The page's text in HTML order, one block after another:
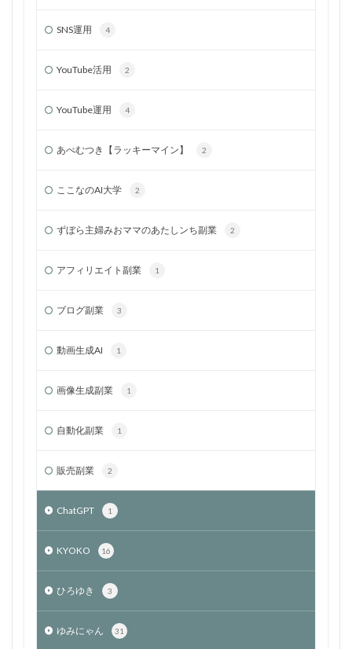
SNS運用 4
YouTube活用 2
YouTube運用 4
あべむつき【ラッキーマイン】 2
ここなのAI大学 2
ずぼら主婦みおママのあたしンち副業 2
アフィリエイト副業 1
ブログ副業 3
動画生成AI 1
画像生成副業 1
自動化副業 1
販売副業 2
ChatGPT 1
KYOKO 16
ひろゆき 3
ゆみにゃん 31